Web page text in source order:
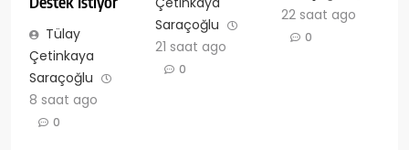
Tülay
Çetinkaya
Saraçoğlu
8 saat ago
0
Saraçoğlu
21 saat ago
0
22 saat ago
0